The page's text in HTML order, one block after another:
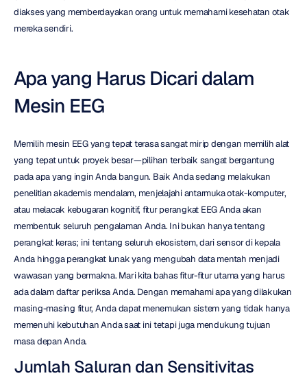
diakses yang memberdayakan orang untuk memahami kesehatan otak
mereka sendiri.
Apa yang Harus Dicari dalam
Mesin EEG
Memilih mesin EEG yang tepat terasa sangat mirip dengan memilih alat
yang tepat untuk proyek besar—pilihan terbaik sangat bergantung
pada apa yang ingin Anda bangun. Baik Anda sedang melakukan
penelitian akademis mendalam, menjelajahi antarmuka otak-komputer,
atau melacak kebugaran kognitif, fitur perangkat EEG Anda akan
membentuk seluruh pengalaman Anda. Ini bukan hanya tentang
perangkat keras; ini tentang seluruh ekosistem, dari sensor di kepala
Anda hingga perangkat lunak yang mengubah data mentah menjadi
wawasan yang bermakna. Mari kita bahas fitur-fitur utama yang harus
ada dalam daftar periksa Anda. Dengan memahami apa yang dilakukan
masing-masing fitur, Anda dapat menemukan sistem yang tidak hanya
memenuhi kebutuhan Anda saat ini tetapi juga mendukung tujuan
masa depan Anda.
Jumlah Saluran dan Sensitivitas